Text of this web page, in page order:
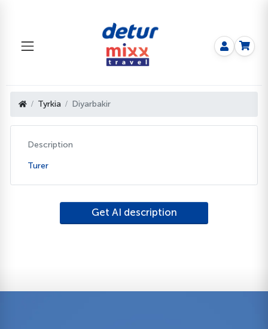
Tyrkia Diyarbakir
Description
Turer
Get AI description